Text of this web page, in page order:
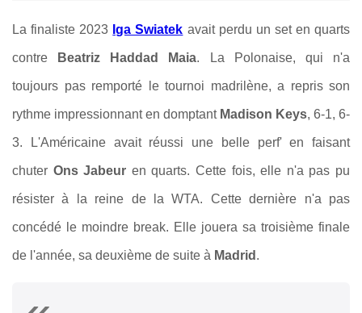
La finaliste 2023 Iga Swiatek avait perdu un set en quarts
contre Beatriz Haddad Maia. La Polonaise, qui n'a
toujours pas remporté le tournoi madrilène, a repris son
rythme impressionnant en domptantMadison Keys, 6-1, 6-
3. L'Américaine avait réussi une belle perf' en faisant
chuter Ons Jabeur en quarts. Cette fois, elle n'a pas pu
résister à la reine de la WTA. Cette dernière n'a pas
concédé le moindre break. Elle jouera sa troisième finale
de l'année, sa deuxième de suite à Madrid .